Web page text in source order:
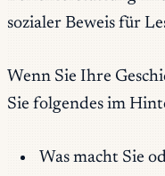
sozialer Beweis für
Wenn Sie Ihre
Sie folgendes im
Was macht Sie